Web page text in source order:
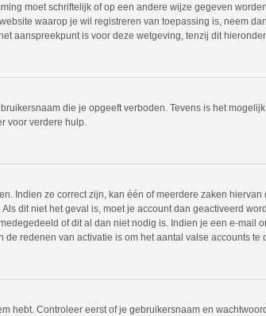
moet schriftelijk of op een andere wijze gegeven
waarop je wil registreren van toepassing is, neem
aanspreekpunt is voor deze wetgeving, tenzij dit
die je opgeeft verboden. Tevens is het
voor verdere hulp.
Indien ze correct zijn, kan één of meerdere zaken
dit niet het geval is, moet je account dan geactiveerd
of dit al dan niet nodig is. Indien je een e-
redenen van activatie is om het aantal valse accounts
hebt. Controleer eerst of je gebruikersnaam en